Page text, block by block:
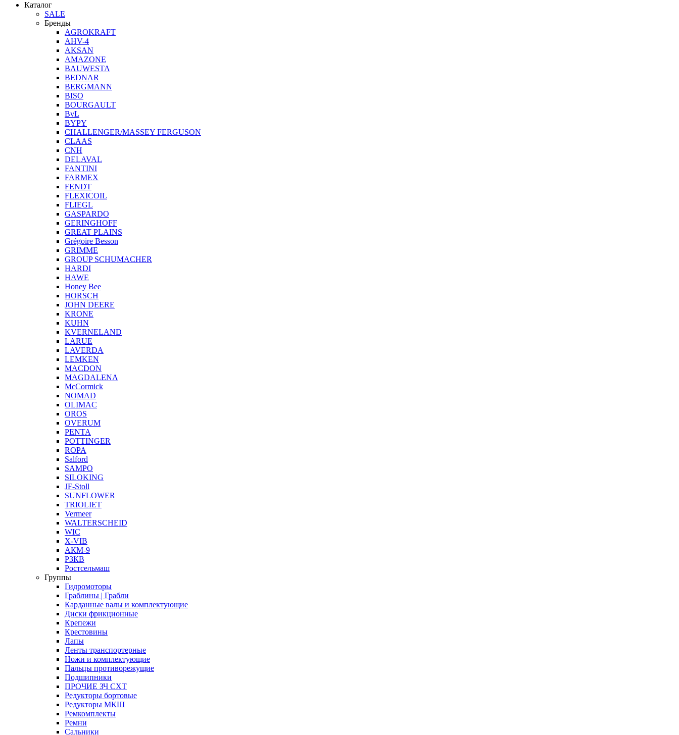
Каталог
SALE
Бренды
AGROKRAFT
AHV-4
AKSAN
AMAZONE
BAUWESTA
BEDNAR
BERGMANN
BISO
BOURGAULT
BvL
BYPY
CHALLENGER/MASSEY FERGUSON
CLAAS
CNH
DELAVAL
FANTINI
FARMEX
FENDT
FLEXICOIL
FLIEGL
GASPARDO
GERINGHOFF
GREAT PLAINS
Grégoire Besson
GRIMME
GROUP SCHUMACHER
HARDI
HAWE
Honey Bee
HORSCH
JOHN DEERE
KRONE
KUHN
KVERNELAND
LARUE
LAVERDA
LEMKEN
MACDON
MAGDALENA
McCormick
NOMAD
OLIMAC
OROS
OVERUM
PENTA
POTTINGER
ROPA
Salford
SAMPO
SILOKING
JF-Stoll
SUNFLOWER
TRIOLIET
Vermeer
WALTERSCHEID
WIC
X-VIB
АКМ-9
РЗКВ
Ростсельмаш
Группы
Гидромоторы
Граблины | Грабли
Карданные валы и комплектующие
Диски фрикционные
Крепежи
Крестовины
Лапы
Ленты транспортерные
Ножи и комплектующие
Пальцы противорежущие
Подшипники
ПРОЧИЕ ЗЧ СХТ
Редукторы бортовые
Редукторы МКШ
Ремкомплекты
Ремни
Сальники